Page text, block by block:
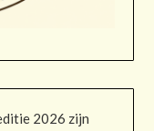
2026 zijn